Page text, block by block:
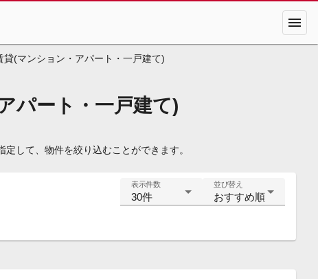
menu
貸(マンション・アパート・一戸建て)
パート・一戸建て)
して、物件を絞り込むことができます。
表示件数
30件
並び替え
おすすめ順